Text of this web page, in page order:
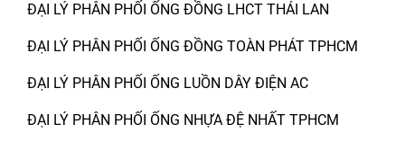
ĐẠI LÝ PHÂN PHỐI ỐNG ĐỒNG LHCT THÁI LAN
ĐẠI LÝ PHÂN PHỐI ỐNG ĐỒNG TOÀN PHÁT TPHCM
ĐẠI LÝ PHÂN PHỐI ỐNG LUỒN DÂY ĐIỆN AC
ĐẠI LÝ PHÂN PHỐI ỐNG NHỰA ĐỆ NHẤT TPHCM